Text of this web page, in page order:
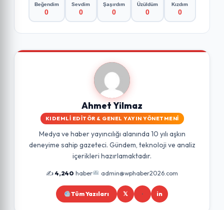
Beğendim
0
Sevdim
0
Şaşırdım
0
Üzüldüm
0
Kızdım
0
Ahmet Yilmaz
KIDEMLI EDITÖR & GENEL YAYIN YÖNETMENI
Medya ve haber yayıncılığı alanında 10 yılı aşkın
deneyime sahip gazeteci. Gündem, teknoloji ve analiz
içerikleri hazırlamaktadır.
✍️4,240 haber admin@wphaber2026.com
Tüm Yazıları 𝕏 in